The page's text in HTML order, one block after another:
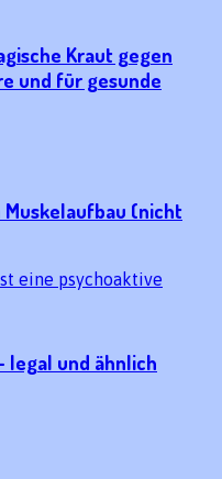
Kraut gegen
und für gesunde
(nicht
legal und ähnlich